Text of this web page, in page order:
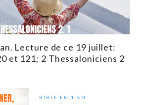
Lecture de ce 19 juillet:
et 121; 2 Thessaloniciens 2
BIBLE EN 1 AN